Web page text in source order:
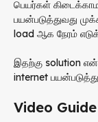
பெயர்கள்
பயன்படுத்துவது
load ஆக நேரம்
இதற்கு solution
internet
Video